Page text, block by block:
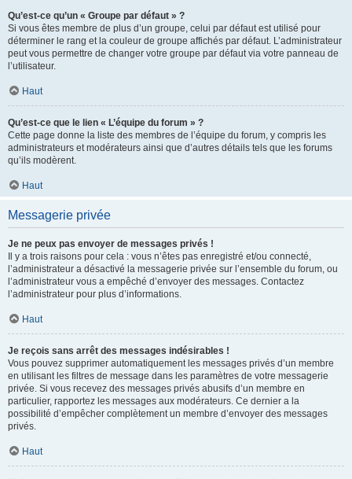
Qu’est-ce qu’un « Groupe par défaut » ?
Si vous êtes membre de plus d’un groupe, celui par défaut est utilisé pour
déterminer le rang et la couleur de groupe affichés par défaut. L’administrateur
peut vous permettre de changer votre groupe par défaut via votre panneau de
l’utilisateur.
Haut
Qu’est-ce que le lien « L’équipe du forum » ?
Cette page donne la liste des membres de l’équipe du forum, y compris les
administrateurs et modérateurs ainsi que d’autres détails tels que les forums
qu’ils modèrent.
Haut
Messagerie privée
Je ne peux pas envoyer de messages privés !
Il y a trois raisons pour cela : vous n’êtes pas enregistré et/ou connecté,
l’administrateur a désactivé la messagerie privée sur l’ensemble du forum, ou
l’administrateur vous a empêché d’envoyer des messages. Contactez
l’administrateur pour plus d’informations.
Haut
Je reçois sans arrêt des messages indésirables !
Vous pouvez supprimer automatiquement les messages privés d’un membre
en utilisant les filtres de message dans les paramètres de votre messagerie
privée. Si vous recevez des messages privés abusifs d’un membre en
particulier, rapportez les messages aux modérateurs. Ce dernier a la
possibilité d’empêcher complètement un membre d’envoyer des messages
privés.
Haut